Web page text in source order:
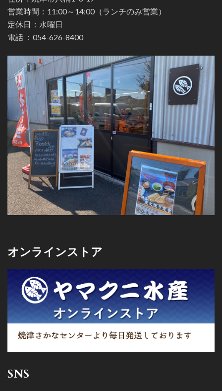
営業時間：11:00～14:00（ランチのみ営業）
定休日：水曜日
電話 ： 054-626-8400
オンラインストア
SNS